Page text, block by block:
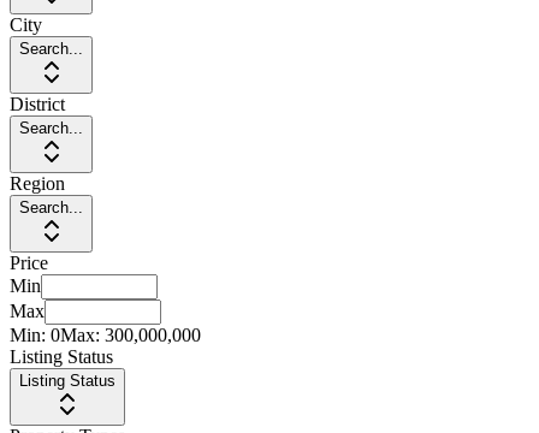
City
Search...
District
Search...
Region
Search...
Price
Min
Max
Min: 0Max: 300,000,000
Listing Status
Listing Status